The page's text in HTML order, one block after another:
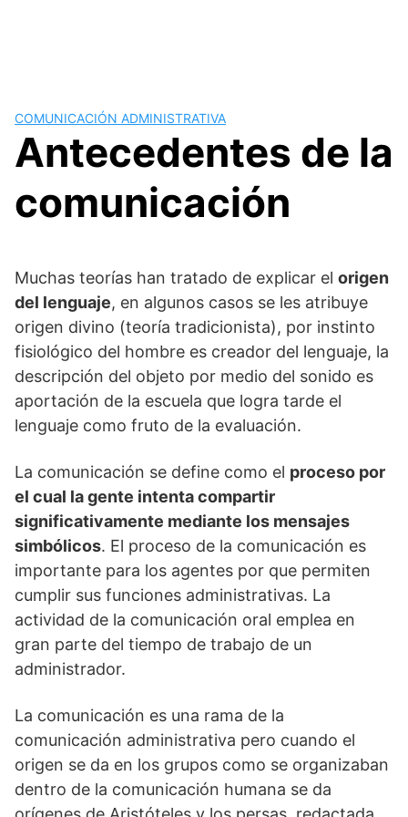
COMUNICACIÓN ADMINISTRATIVA
Antecedentes de la
comunicación
Muchas teorías han tratado de explicar el origen
del lenguaje, en algunos casos se les atribuye
origen divino (teoría tradicionista), por instinto
fisiológico del hombre es creador del lenguaje, la
descripción del objeto por medio del sonido es
aportación de la escuela que logra tarde el
lenguaje como fruto de la evaluación.
La comunicación se define como el proceso por
el cual la gente intenta compartir
significativamente mediante los mensajes
simbólicos. El proceso de la comunicación es
importante para los agentes por que permiten
cumplir sus funciones administrativas. La
actividad de la comunicación oral emplea en
gran parte del tiempo de trabajo de un
administrador.
La comunicación es una rama de la
comunicación administrativa pero cuando el
origen se da en los grupos como se organizaban
dentro de la comunicación humana se da